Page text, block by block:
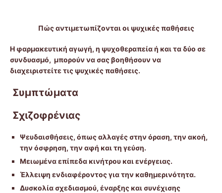
Πώς αντιμετωπίζονται οι ψυχικές παθήσεις
Η φαρμακευτική αγωγή, η ψυχοθεραπεία ή και τα δύο σε
συνδυασμό, μπορούν να σας βοηθήσουν να
διαχειριστείτε τις ψυχικές παθήσεις.
Συμπτώματα
Σχιζοφρένιας
Ψευδαισθήσεις, όπως αλλαγές στην όραση, την ακοή,
την όσφρηση, την αφή και τη γεύση.
Μειωμένα επίπεδα κινήτρου και ενέργειας.
Έλλειψη ενδιαφέροντος για την καθημερινότητα.
Δυσκολία σχεδιασμού, έναρξης και συνέχισης